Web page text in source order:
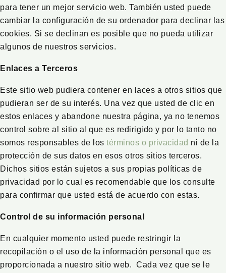
para tener un mejor servicio web. También usted puede
cambiar la configuración de su ordenador para declinar las
cookies. Si se declinan es posible que no pueda utilizar
algunos de nuestros servicios.
Enlaces a Terceros
Este sitio web pudiera contener en laces a otros sitios que
pudieran ser de su interés. Una vez que usted de clic en
estos enlaces y abandone nuestra página, ya no tenemos
control sobre al sitio al que es redirigido y por lo tanto no
somos responsables de los términos o privacidad ni de la
protección de sus datos en esos otros sitios terceros.
Dichos sitios están sujetos a sus propias políticas de
privacidad por lo cual es recomendable que los consulte
para confirmar que usted está de acuerdo con estas.
Control de su información personal
En cualquier momento usted puede restringir la
recopilación o el uso de la información personal que es
proporcionada a nuestro sitio web. Cada vez que se le